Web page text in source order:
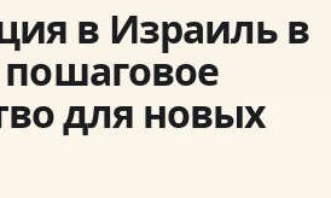
в Израиль в
пошаговое
для новых